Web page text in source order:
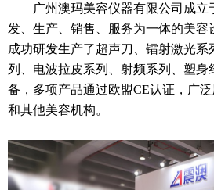
广州澳玛美容仪器有限公司成立
发、生产、销售、服务为一体的美容
成功研发生产了超声刀、镭射激光系
列、电波拉皮系列、射频系列、塑
备，多项产品通过欧盟CE认证，广
和其他美容机构。